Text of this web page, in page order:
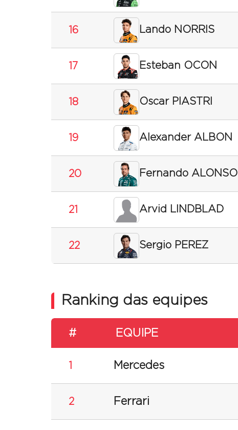
16 Lando NORRIS
17 Esteban OCON
18 Oscar PIASTRI
19 Alexander ALBON
20 Fernando ALONSO
21 Arvid LINDBLAD
22 Sergio PEREZ
Ranking das equipes
# EQUIPE
1 Mercedes
2 Ferrari